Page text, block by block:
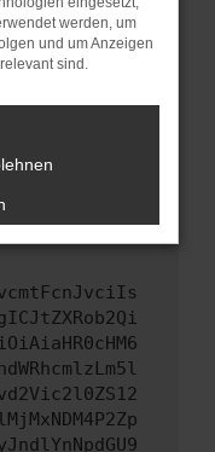
auch dazu
nicht mehr
versucht
werden
Du kannst
bei der
werden, um
und um Anzeigen
sind.